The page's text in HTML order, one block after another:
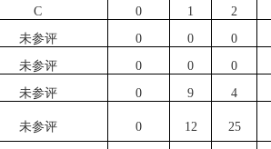
C 0 1 2
未参评 0 0 0
未参评 0 0 0
未参评 0 9 4
未参评 0 12 25